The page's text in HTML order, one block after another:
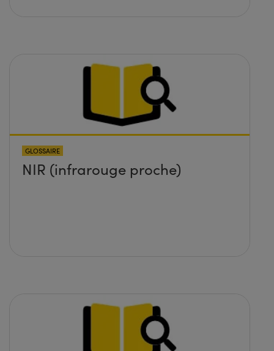
GLOSSAIRE
NIR (infrarouge proche)